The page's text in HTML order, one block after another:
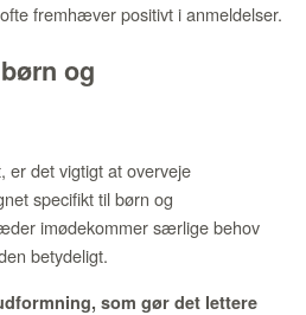
fremhæver positivt i anmeldelser.
og
det vigtigt at overveje
specifikt til børn og
imødekommer særlige behov
betydeligt.
som gør det lettere